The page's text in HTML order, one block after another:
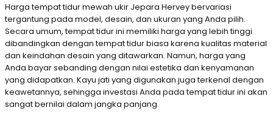
Harga tempat tidur mewah ukir Jepara Hervey bervariasi
tergantung pada model, desain, dan ukuran yang Anda pilih.
Secara umum, tempat tidur ini memiliki harga yang lebih tinggi
dibandingkan dengan tempat tidur biasa karena kualitas material
dan keindahan desain yang ditawarkan. Namun, harga yang
Anda bayar sebanding dengan nilai estetika dan kenyamanan
yang didapatkan. Kayu jati yang digunakan juga terkenal dengan
keawetannya, sehingga investasi Anda pada tempat tidur ini akan
sangat bernilai dalam jangka panjang.